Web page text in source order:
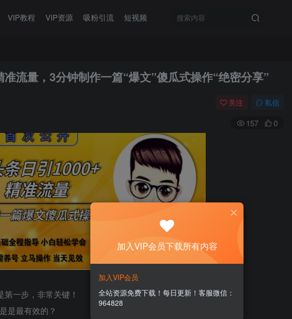
VIP教程 VIP资源 吸粉引流 短视频
流量，3分钟制作一篇“爆文”傻瓜式操作“绝密分享”
关注 私信
157 0
一步，非常关键！
是最有效的？
加入VIP会员下载所有内容
加入VIP会员
全站资源免费下载！每日更新！客服微信：
964828